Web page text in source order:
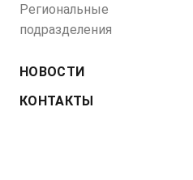
Региональные
подразделения
НОВОСТИ
КОНТАКТЫ